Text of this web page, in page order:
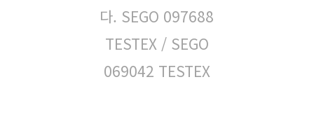
다. SEGO 097688
TESTEX / SEGO
069042 TESTEX